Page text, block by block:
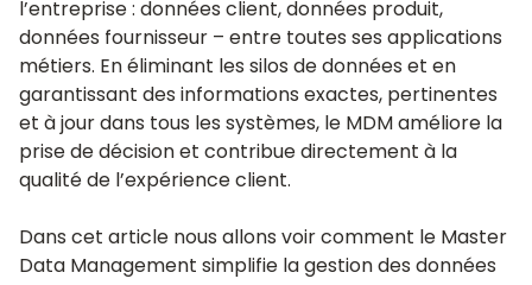
l’entreprise : données client, données produit,
données fournisseur – entre toutes ses applications
métiers. En éliminant les silos de données et en
garantissant des informations exactes, pertinentes
et à jour dans tous les systèmes, le MDM améliore la
prise de décision et contribue directement à la
qualité de l’expérience client.
Dans cet article nous allons voir comment le Master
Data Management simplifie la gestion des données